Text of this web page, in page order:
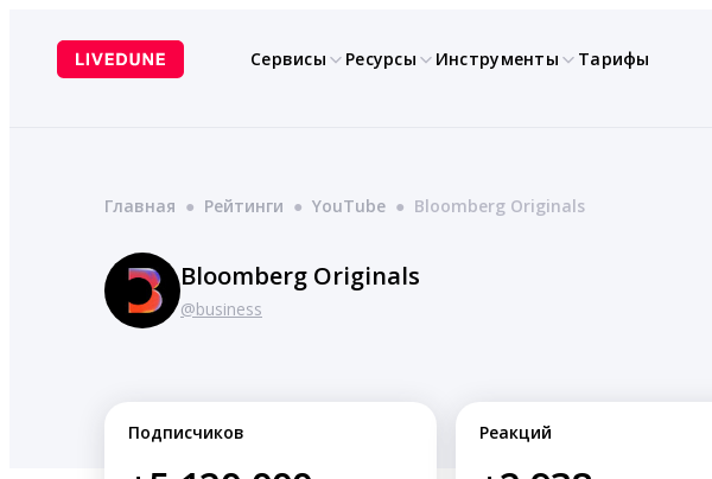
содержимому
Сервисы Ресурсы Инструменты Тарифы
Главная ● Рейтинги ● YouTube ● Bloomberg Originals
Bloomberg Originals
@business
Подписчиков Реакций